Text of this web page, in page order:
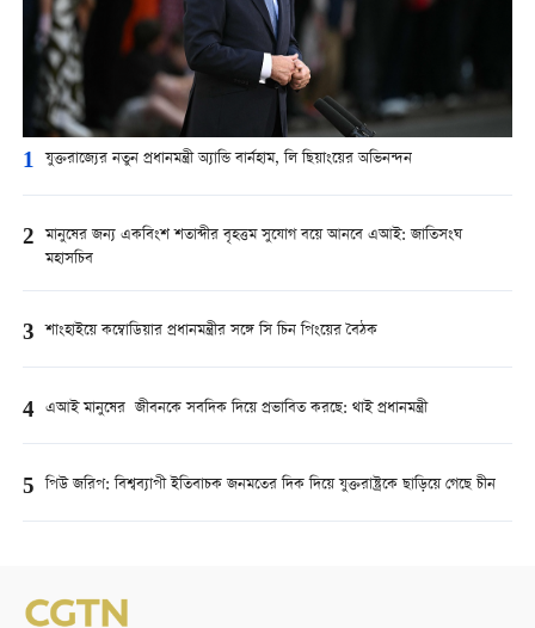
1 যুক্তরাজ্যের নতুন প্রধানমন্ত্রী অ্যান্ডি বার্নহাম, লি ছিয়াংয়ের অভিনন্দন
2 মানুষের জন্য একবিংশ শতাব্দীর বৃহত্তম সুযোগ বয়ে আনবে এআই: জাতিসংঘ
মহাসচিব
3 শাংহাইয়ে কম্বোডিয়ার প্রধানমন্ত্রীর সঙ্গে সি চিন পিংয়ের বৈঠক
4 এআই মানুষের জীবনকে সবদিক দিয়ে প্রভাবিত করছে: থাই প্রধানমন্ত্রী
5 পিউ জরিপ: বিশ্বব্যাপী ইতিবাচক জনমতের দিক দিয়ে যুক্তরাষ্ট্রকে ছাড়িয়ে গেছে চীন